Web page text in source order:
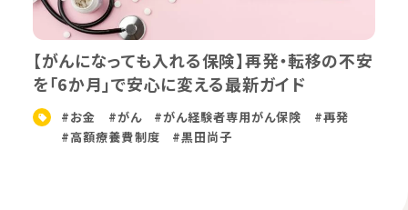
【がんになっても入れる保険】再発・転移の不安
を「6か月」で安心に変える最新ガイド
#お金 #がん #がん経験者専用がん保険
#再発
#高額療養費制度
#黒田尚子